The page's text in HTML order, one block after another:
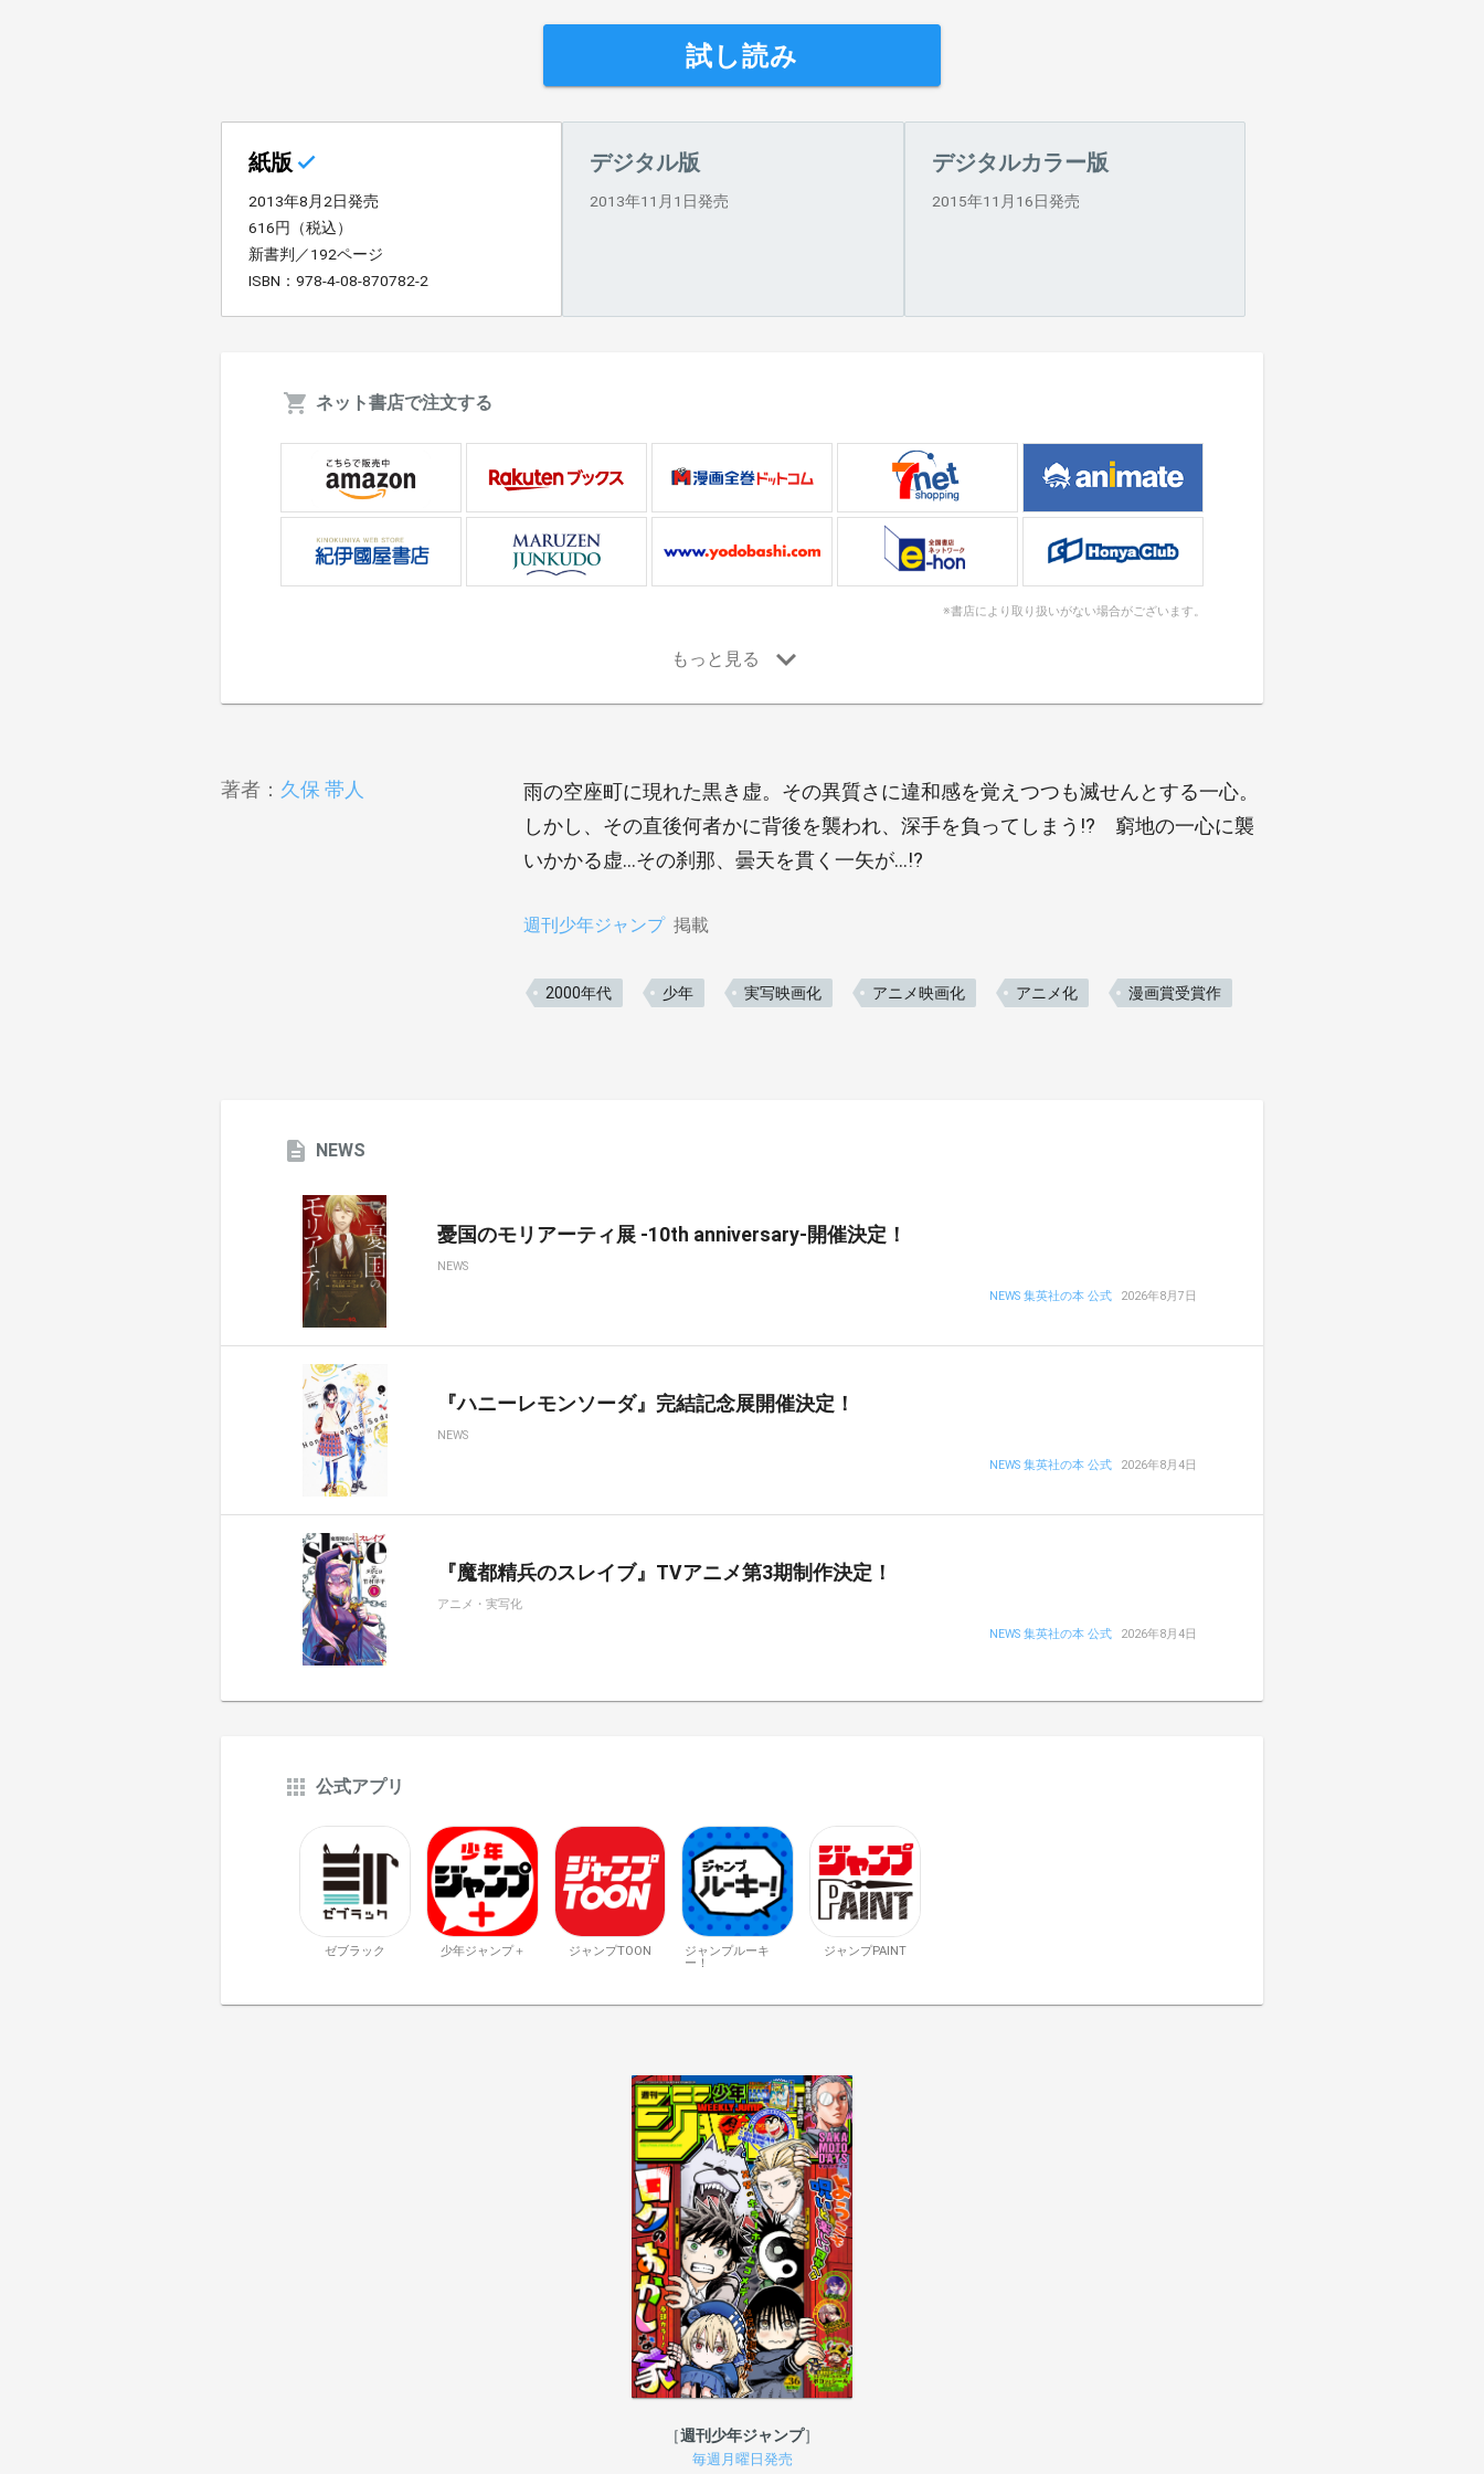
試し読み
紙版
2013年8月2日発売
616円（税込）
新書判／192ページ
ISBN：978-4-08-870782-2
デジタル版
2013年11月1日発売
デジタルカラー版
2015年11月16日発売
ネット書店で注文する
※書店により取り扱いがない場合がございます。
著者： 久保 帯人
雨の空座町に現れた黒き虚。その異質さに違和感を覚えつつも滅せんとする一心。
しかし、その直後何者かに背後を襲われ、深手を負ってしまう!? 窮地の一心に襲
いかかる虚…その刹那、曇天を貫く一矢が…!?
週刊少年ジャンプ 掲載
2000年代 少年 実写映画化 アニメ映画化 アニメ化 漫画賞受賞作
NEWS
憂国のモリアーティ展 -10th anniversary-開催決定！
NEWS
NEWS 集英社の本 公式 2026年8月7日
『ハニーレモンソーダ』完結記念展開催決定！
NEWS
NEWS 集英社の本 公式 2026年8月4日
『魔都精兵のスレイブ』TVアニメ第3期制作決定！
アニメ・実写化
NEWS 集英社の本 公式 2026年8月4日
公式アプリ
ゼブラック 少年ジャンプ＋ ジャンプTOON
ジャンプルーキ
ー！
ジャンプPAINT
週刊少年ジャンプ
毎週月曜日発売